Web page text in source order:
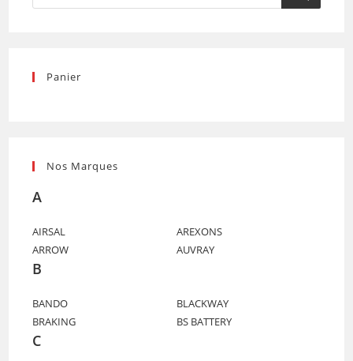
Panier
Nos Marques
A
AIRSAL
AREXONS
ARROW
AUVRAY
B
BANDO
BLACKWAY
BRAKING
BS BATTERY
C